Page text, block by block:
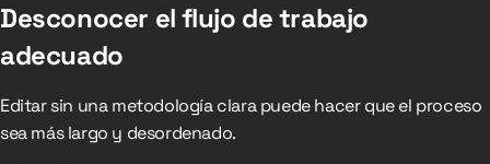
Desconocer el flujo de trabajo
adecuado
Editar sin una metodología clara puede hacer que el proceso
sea más largo y desordenado.